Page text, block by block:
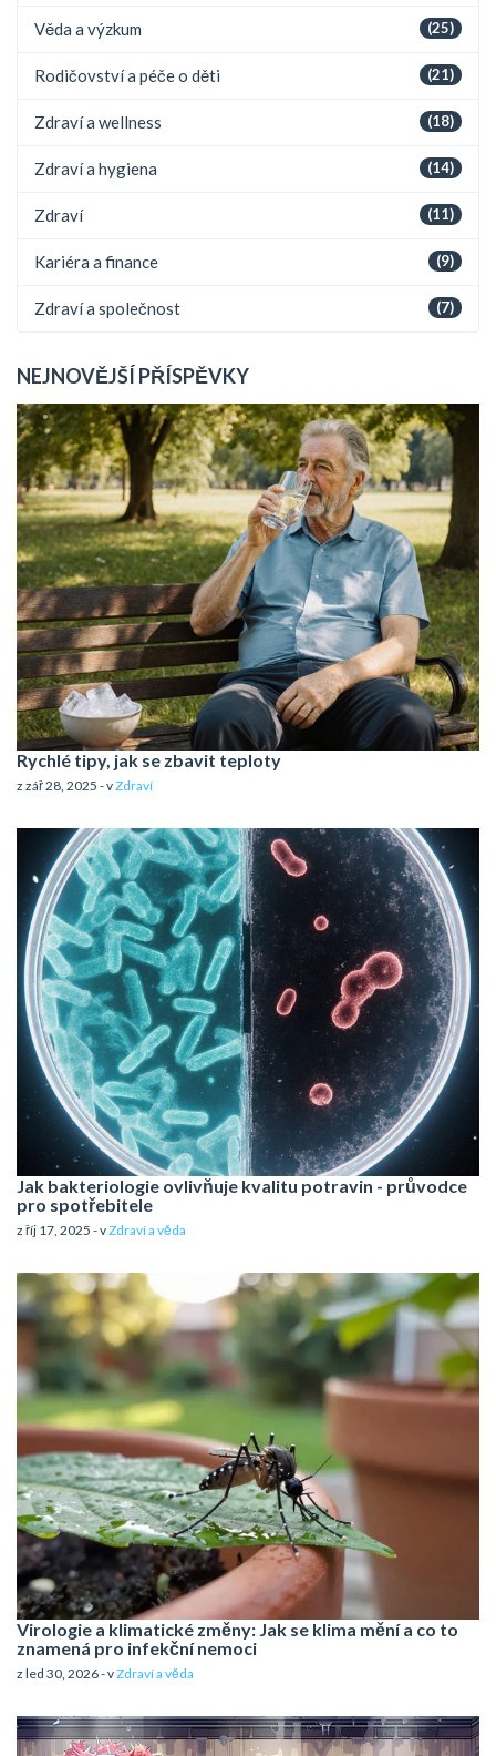
(25)
Věda a výzkum
(21)
Rodičovství a péče o děti
(18)
Zdraví a wellness
(14)
Zdraví a hygiena
(11)
Zdraví
(9)
Kariéra a finance
(7)
Zdraví a společnost
NEJNOVĚJŠÍ PŘÍSPĚVKY
Rychlé tipy, jak se zbavit teploty
z zář 28, 2025 - vZdraví
Jak bakteriologie ovlivňuje kvalitu potravin - průvodce
pro spotřebitele
z říj 17, 2025 - vZdraví a věda
Virologie a klimatické změny: Jak se klima mění a co to
znamená pro infekční nemoci
z led 30, 2026 - vZdraví a věda